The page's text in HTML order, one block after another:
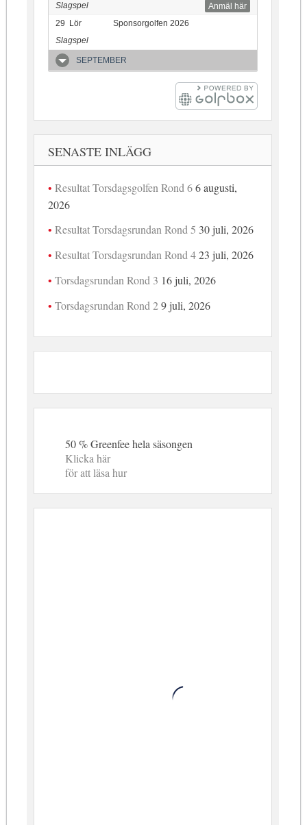
Anmäl här
Slagspel
29
Lör
Sponsorgolfen 2026
Slagspel
SEPTEMBER
SENASTE INLÄGG
Resultat Torsdagsgolfen Rond 6 6 augusti,
2026
Resultat Torsdagsrundan Rond 5 30 juli, 2026
Resultat Torsdagsrundan Rond 4 23 juli, 2026
Torsdagsrundan Rond 3 16 juli, 2026
Torsdagsrundan Rond 2 9 juli, 2026
50 % Greenfee hela säsongen
Klicka här
för att läsa hur